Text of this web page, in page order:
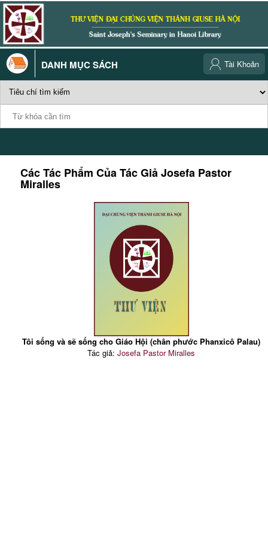
DANH MỤC SÁCH Tài Khoản
Các Tác Phẩm Của Tác GiảJosefa Pastor
Miralles
Tôi sống và sẽ sống cho Giáo Hội (chân phước Phanxicô Palau)
Tác giả:Josefa Pastor Miralles